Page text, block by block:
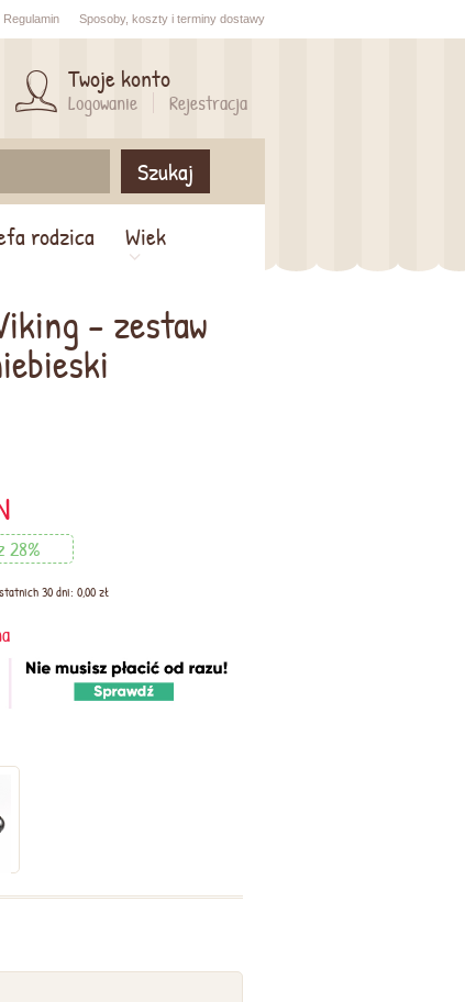
Regulamin Sposoby, koszty i terminy dostawy
Twoje konto
Logowanie Rejestracja
Szukaj
rodzica Wiek
- zestaw
28%
30 dni: 0,00 zł